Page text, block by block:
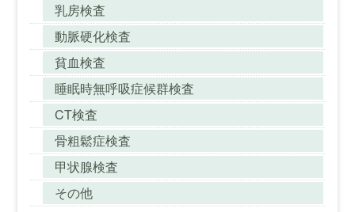
乳房検査
動脈硬化検査
貧血検査
睡眠時無呼吸症候群検査
CT検査
骨粗鬆症検査
甲状腺検査
その他